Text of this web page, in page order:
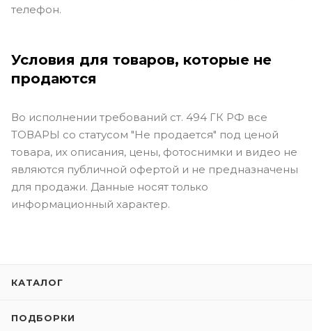
телефон.
Условия для товаров, которые не
продаются
Во исполнении требований ст. 494 ГК РФ все
ТОВАРЫ со статусом "Не продается" под ценой
товара, их описания, цены, фотоснимки и видео не
являются публичной офертой и не предназначены
для продажи. Данные носят только
информационный характер.
КАТАЛОГ
ПОДБОРКИ